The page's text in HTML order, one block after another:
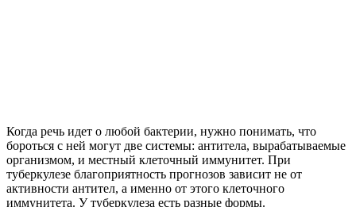
Когда речь идет о любой бактерии, нужно понимать, что
бороться с ней могут две системы: антитела, вырабатываемые
организмом, и местный клеточный иммунитет. При
туберкулезе благоприятность прогнозов зависит не от
активности антител, а именно от этого клеточного
иммунитета. У туберкулеза есть разные формы.